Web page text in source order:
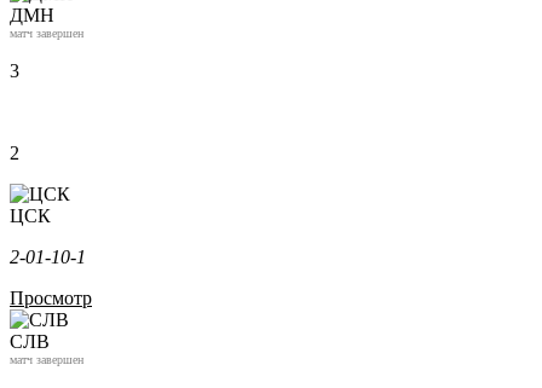
ДМН
матч завершен
3
2
ЦСК
2-01-10-1
Просмотр
СЛВ
матч завершен